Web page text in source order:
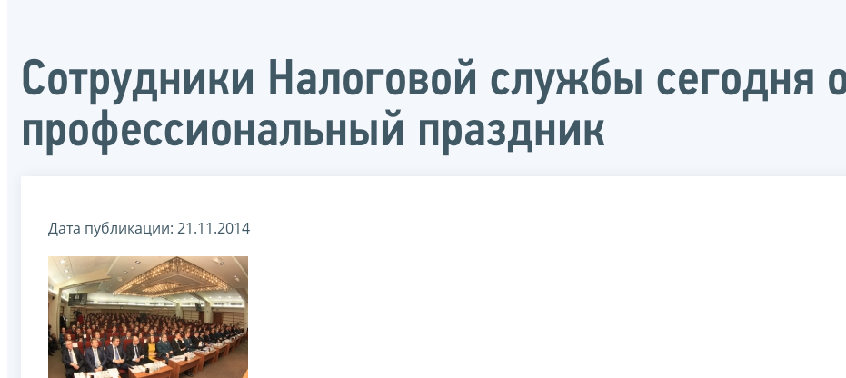
Сотрудники Налоговой службы сегодня
профессиональный праздник
Дата публикации: 21.11.2014